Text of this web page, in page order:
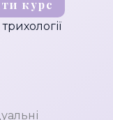
курс